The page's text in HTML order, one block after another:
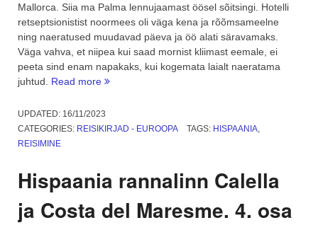
Mallorca. Siia ma Palma lennujaamast öösel sõitsingi. Hotelli
retseptsionistist noormees oli väga kena ja rõõmsameelne
ning naeratused muudavad päeva ja öö alati säravamaks.
Väga vahva, et niipea kui saad mornist kliimast eemale, ei
peeta sind enam napakaks, kui kogemata laialt naeratama
juhtud. Read more “Baleaari
Mallorca.
2.
UPDATED: 16/11/2023
CATEGORIES: REISIKIRJAD - EUROOPA TAGS: HISPAANIA,
REISIMINE
Hispaania rannalinn Calella
ja Costa del Maresme. 4. osa